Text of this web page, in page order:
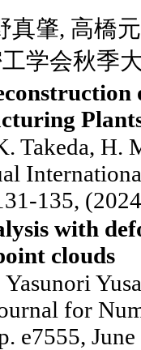
真肇, 高橋
学会秋季
Takeda, H.
135,
with
clouds
for
e7555,